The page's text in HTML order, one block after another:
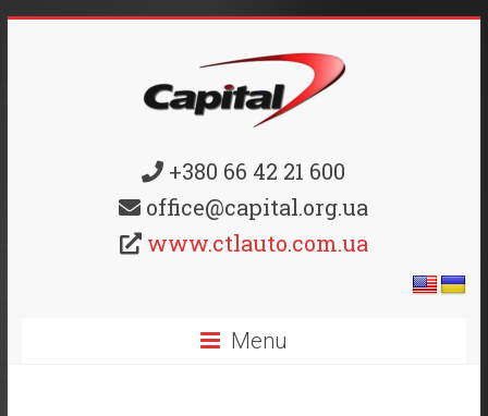
+380 66 42 21 600
office@capital.org.ua
www.ctlauto.com.ua
Menu